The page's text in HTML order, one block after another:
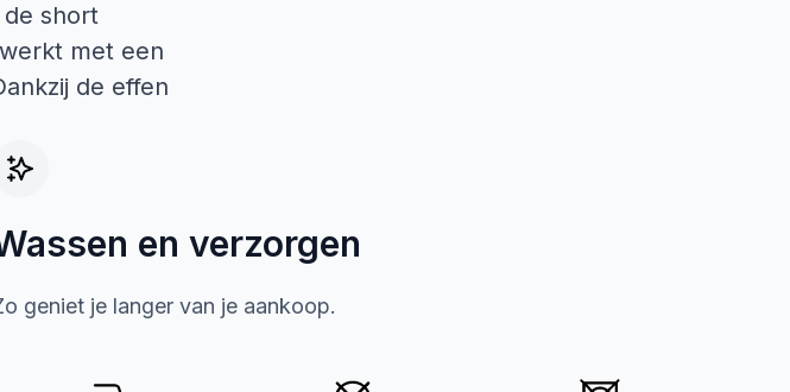
short
met een
de effen
en verzorgen
geniet je langer van je aankoop.